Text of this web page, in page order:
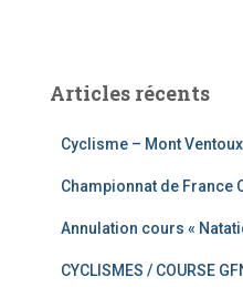
Articles récents
Cyclisme – Mont Ventoux
Championnat de France
Annulation cours «
CYCLISMES / COURSE